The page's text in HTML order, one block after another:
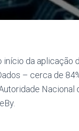
início da aplicação
– cerca de